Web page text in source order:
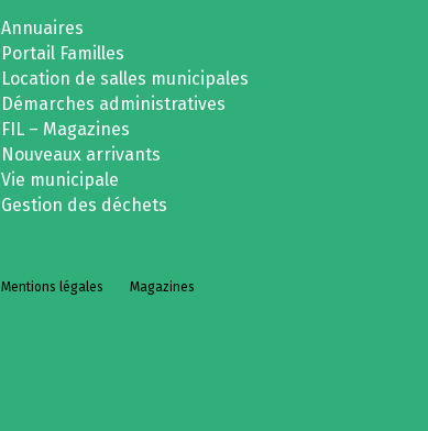
Annuaires
Portail Familles
Location de salles municipales
Démarches administratives
FIL – Magazines
Nouveaux arrivants
Vie municipale
Gestion des déchets
Mentions légales Magazines